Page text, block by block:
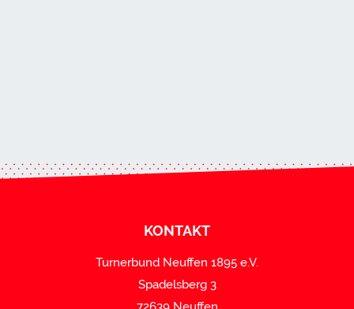
KONTAKT
Turnerbund Neuffen 1895 e.V.
Spadelsberg 3